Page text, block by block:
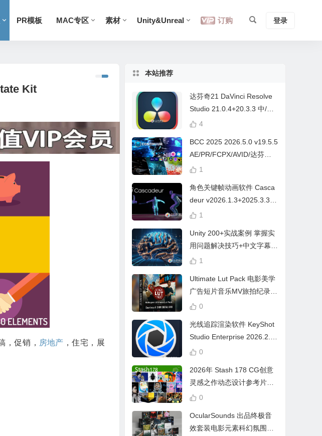
PR模板 MAC专区 素材 Unity&Unreal 订购 登录
Kit
，促销， 房地产 ，住宅，展
本站推荐
达芬奇21 DaVinci Resolve
Studio 21.0.4+20.3.3 中/英
文 Win/Mac
4
BCC 2025 2026.5.0 v19.5.5
AE/PR/FCPX/AVID/达芬奇
视频特效插件Continuum Wi
1
角色关键帧动画软件 Casca
deur v2026.1.3+2025.3.3
Win/Mac+中文字幕教程
1
Unity 200+实战案例 掌握实
用问题解决技巧+中文字幕 L
earn Problem Solving
1
Ultimate Lut Pack 电影美学
广告短片音乐MV旅拍纪录片
视频调色预设
0
光线追踪渲染软件 KeyShot
Studio Enterprise 2026.2.1
Win中文版
0
2026年 Stash 178 CG创意
灵感之作动态设计参考片广
告视频动画短片合集
0
OcularSounds 出品终极音
效套装电影元素科幻氛围冲